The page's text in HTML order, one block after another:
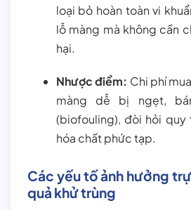
loại bỏ hoàn toàn vi
lỗ màng mà không cần
hại.
Nhược điểm: Chi phí
màng dễ bị ngẹt,
(biofouling), đòi hỏi quy
hóa chất phức tạp.
Các yếu tố ảnh hưởng
quả khử trùng